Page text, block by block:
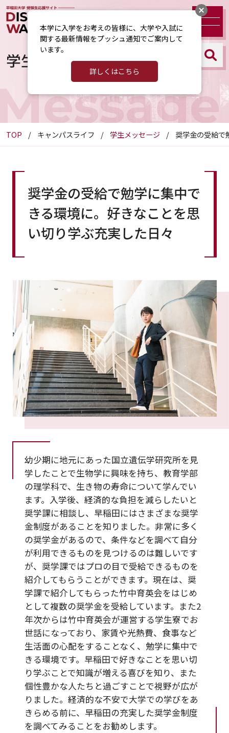
学生メッセージ
TOP キャンパスライフ 学生メッセージ 奨学金の受給で
奨学金の受給で勉学に集中で
きる環境に。好きなことを思
い切り学ぶ充実した日々
幼少期に地元にあった国立遺伝学研究所を見
学したことで生物学に興味を持ち、教育学部
の理学科で、生き物の寿命について学んでい
ます。入学後、経済的な負担を減らしたいと
奨学課に相談し、早稲田にはさまざまな奨学
金制度があることを知りました。非常に多く
の奨学金があるので、条件などを調べて自分
が利用できるものを見つけるのは難しいです
が、奨学課ではプロの目で受給できるものを
紹介してもらうことができます。現在は、奨
学課で紹介してもらった竹中育英会をはじめ
として複数の奨学金を受給しています。また2
年次からは竹中育英会が運営する学生寮でお
世話になっており、家賃や光熱費、食事など
生活面の心配をすることなく、勉学に集中で
きる環境です。早稲田で好きなことを思い切
り学ぶことで知識が増える喜びを知り、また
個性豊かな人たちと過ごすことで視野が広が
りました。経済的な不安で大学での学びをあ
きらめる前に、早稲田の充実した奨学金制度
を調べてみることをお勧めします。
本学に入学をお考えの皆様に、大学や入試に
関する最新情報をプッシュ通知でご案内して
います。
詳しくはこちら